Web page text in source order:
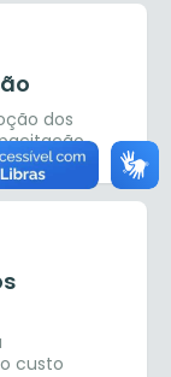
dos
do
custo